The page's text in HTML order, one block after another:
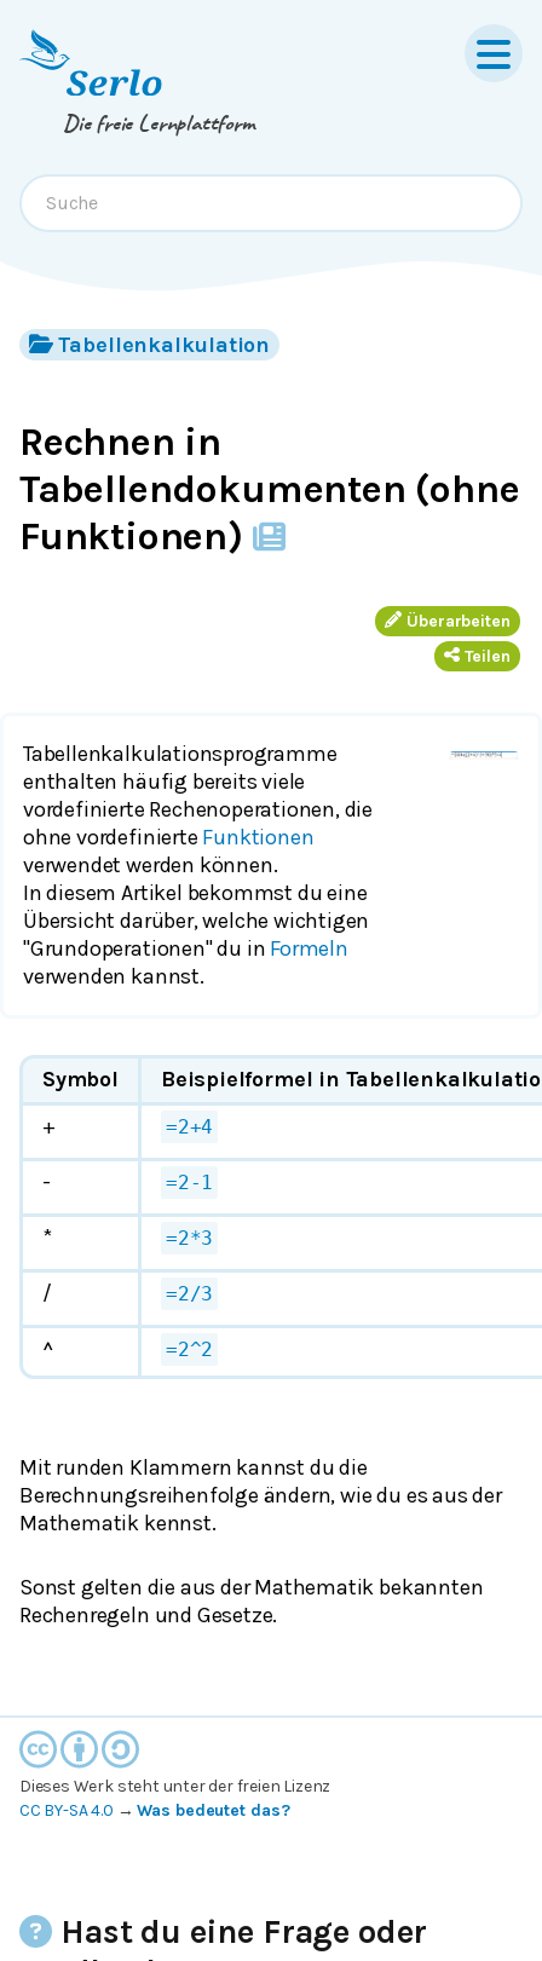
Springe zum
Die freie Lernplattform
Tabellenkalkulation
Rechnen in
Tabellendokumenten (ohne
Funktionen)
Überarbeiten
Teilen
Tabellenkalkulationsprogramme
enthalten häufig bereits viele
vordefinierte Rechenoperationen, die
ohne vordefinierte Funktionen
verwendet werden können.
In diesem Artikel bekommst du eine
Übersicht darüber, welche wichtigen
"Grundoperationen" du in Formeln
verwenden kannst.
Symbol
Beispielformel in
+
=2+4
- =2-1
* =2*3
/ =2/3
^ =2^2
Mit runden Klammern kannst du die
Berechnungsreihenfolge ändern, wie du es aus der
Mathematik kennst.
Sonst gelten die aus der Mathematik bekannten
Rechenregeln und Gesetze.
Dieses Werk steht unter der freien Lizenz
CC BY-SA 4.0 →Was bedeutet das?
Hast du eine Frage oder